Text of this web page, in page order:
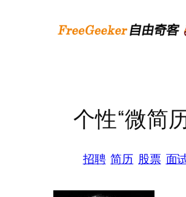
个性“微简
招聘 简历 股票 面